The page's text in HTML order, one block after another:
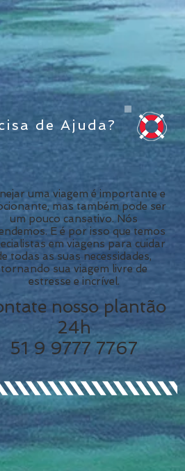
de Ajuda?
uma viagem é importante e
mas também pode ser
um pouco cansativo. Nós
E é por isso que temos
em viagens para cuidar
todas as suas necessidades,
tornando sua viagem livre de
estresse e incrível.
nosso plantão
24h
51 9 9777 7767